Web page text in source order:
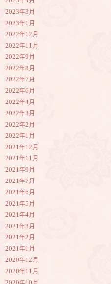
2023年3月
2023年1月
2022年12月
2022年11月
2022年9月
2022年8月
2022年7月
2022年6月
2022年4月
2022年3月
2022年2月
2022年1月
2021年12月
2021年11月
2021年9月
2021年7月
2021年6月
2021年5月
2021年4月
2021年3月
2021年2月
2021年1月
2020年12月
2020年11月
2020年10月